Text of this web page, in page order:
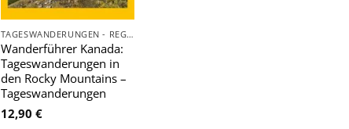
TAGESWANDERUNGEN - REGIONAL
Wanderführer Kanada:
Tageswanderungen in
den Rocky Mountains –
Tageswanderungen
12,90 €